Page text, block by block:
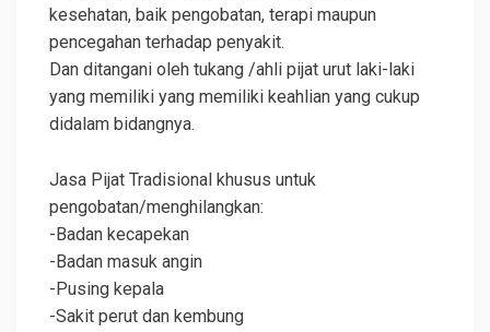
kesehatan, baik pengobatan, terapi maupun
pencegahan terhadap penyakit.
Dan ditangani oleh tukang /ahli pijat urut laki-laki
yang memiliki yang memiliki keahlian yang cukup
didalam bidangnya.
Jasa Pijat Tradisional khusus untuk
pengobatan/menghilangkan:
-Badan kecapekan
-Badan masuk angin
-Pusing kepala
-Sakit perut dan kembung